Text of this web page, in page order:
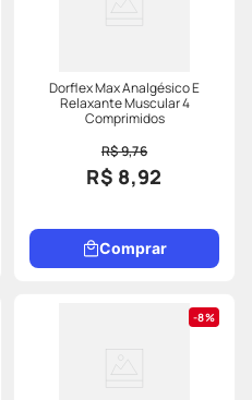
Dorflex Max Analgésico E
Relaxante Muscular 4
Comprimidos
R$ 9,76
R$ 8,92
Comprar
8%